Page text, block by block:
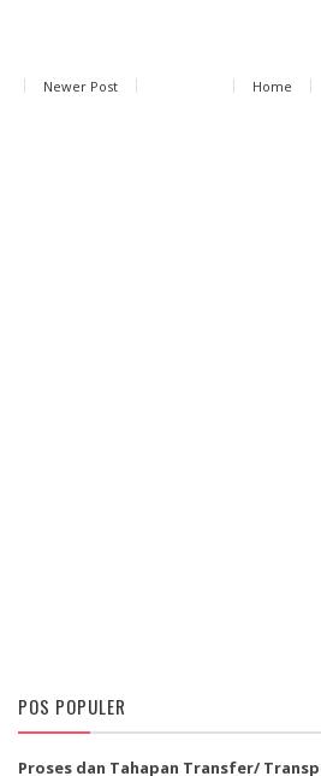
Newer Post Home
POS POPULER
Proses dan Tahapan Transfer/